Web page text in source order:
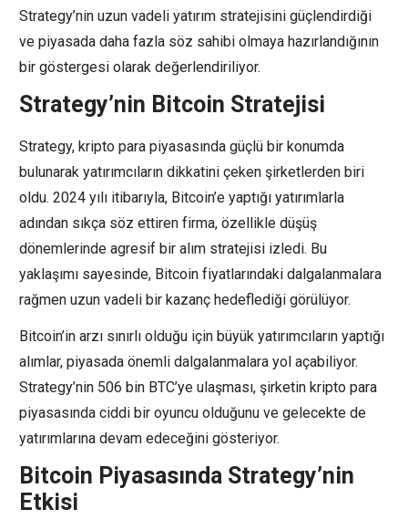
Strategy’nin uzun vadeli yatırım stratejisini güçlendirdiği
ve piyasada daha fazla söz sahibi olmaya hazırlandığının
bir göstergesi olarak değerlendiriliyor.
Strategy’nin Bitcoin Stratejisi
Strategy, kripto para piyasasında güçlü bir konumda
bulunarak yatırımcıların dikkatini çeken şirketlerden biri
oldu. 2024 yılı itibarıyla, Bitcoin’e yaptığı yatırımlarla
adından sıkça söz ettiren firma, özellikle düşüş
dönemlerinde agresif bir alım stratejisi izledi. Bu
yaklaşımı sayesinde, Bitcoin fiyatlarındaki dalgalanmalara
rağmen uzun vadeli bir kazanç hedeflediği görülüyor.
Bitcoin’in arzı sınırlı olduğu için büyük yatırımcıların yaptığı
alımlar, piyasada önemli dalgalanmalara yol açabiliyor.
Strategy’nin 506 bin BTC’ye ulaşması, şirketin kripto para
piyasasında ciddi bir oyuncu olduğunu ve gelecekte de
yatırımlarına devam edeceğini gösteriyor.
Bitcoin Piyasasında Strategy’nin
Etkisi